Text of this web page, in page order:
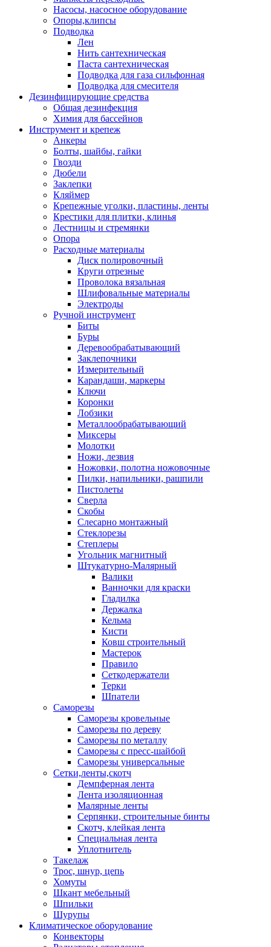
Насосы, насосное оборудование
Опоры,клипсы
Подводка
Лен
Нить сантехническая
Паста сантехническая
Подводка для газа сильфонная
Подводка для смесителя
Дезинфицирующие средства
Общая дезинфекция
Химия для бассейнов
Инструмент и крепеж
Анкеры
Болты, шайбы, гайки
Гвозди
Дюбели
Заклепки
Кляймер
Крепежные уголки, пластины, ленты
Крестики для плитки, клинья
Лестницы и стремянки
Опора
Расходные материалы
Диск полировочный
Круги отрезные
Проволока вязальная
Шлифовальные материалы
Электроды
Ручной инструмент
Биты
Буры
Деревообрабатывающий
Заклепочники
Измерительный
Карандаши, маркеры
Ключи
Коронки
Лобзики
Металлообрабатывающий
Миксеры
Молотки
Ножи, лезвия
Ножовки, полотна ножовочные
Пилки, напильники, рашпили
Пистолеты
Сверла
Скобы
Слесарно монтажный
Стеклорезы
Степлеры
Угольник магнитный
Штукатурно-Малярный
Валики
Ванночки для краски
Гладилка
Держалка
Кельма
Кисти
Ковш строительный
Мастерок
Правило
Сеткодержатели
Терки
Шпатели
Саморезы
Саморезы кровельные
Саморезы по дереву
Саморезы по металлу
Саморезы с пресс-шайбой
Саморезы универсальные
Сетки,ленты,скотч
Демпферная лента
Лента изоляционная
Малярные ленты
Серпянки, строительные бинты
Скотч, клейкая лента
Специальная лента
Уплотнитель
Такелаж
Трос, шнур, цепь
Хомуты
Шкант мебельный
Шпильки
Шурупы
Климатическое оборудование
Конвекторы